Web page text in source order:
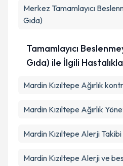
Takvim
Merkez Tamamlayıcı
Gıda)
Tamamlayıcı
Gıda) ile İlgili
Mardin Kızıltepe Ağırlık
Mardin Kızıltepe Ağırlık
Mardin Kızıltepe Alerji Takibi
Mardin Kızıltepe Alerji ve